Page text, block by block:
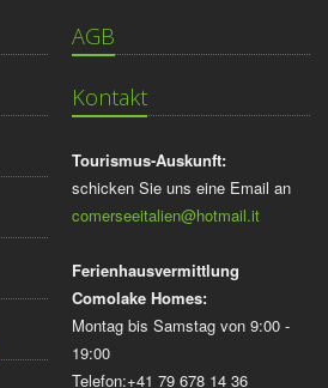
AGB
Kontakt
Tourismus-Auskunft:
schicken Sie uns eine Email an
comerseeitalien@hotmail.it
Ferienhausvermittlung
Comolake Homes:
Montag bis Samstag von 9:00 -
19:00
Telefon:+41 79 678 14 36